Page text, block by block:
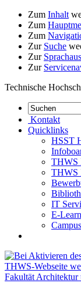
Zum Inhalt
Zum
Zum
Zur Suche
Zur
Zur
Technische
Kontakt
Quicklinks
HSST
THWS
THWS
IT
E-
Fakultät Architektur